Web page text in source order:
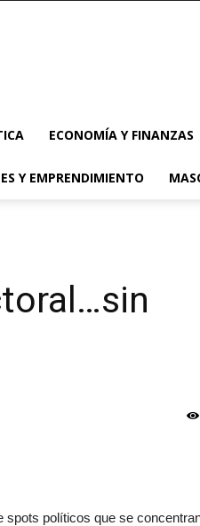
ECONOMÍA Y FINANZAS
Y EMPRENDIMIENTO
spots políticos que se